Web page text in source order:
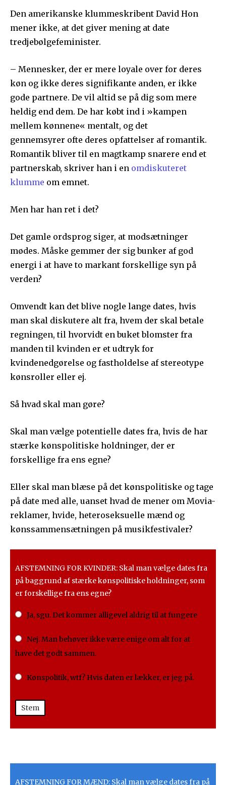
Den amerikanske klummeskribent David Hon
mener ikke, at det giver mening at date
tredjebølgefeminister.
– Mennesker, der er mere loyale over for deres
køn og ikke deres signifikante anden, er ikke
gode partnere. De vil altid se på dig som mere
heldig end dem. De har købt ind i »kampen
mellem kønnene« mentalt, og det
gennemsyrer ofte deres opfattelser af romantik.
Romantik bliver til en magtkamp snarere end et
partnerskab, skriver han i en omdiskuteret
klumme om emnet.
Men har han ret i det?
Det gamle ordsprog siger, at modsætninger
mødes. Måske gemmer der sig bunker af god
energi i at have to markant forskellige syn på
verden?
Omvendt kan det blive nogle lange dates, hvis
man skal diskutere alt fra, hvem der skal betale
regningen, til hvorvidt en buket blomster fra
manden til kvinden er et udtryk for
kvindenedgørelse og fastholdelse af stereotype
kønsroller eller ej.
Så hvad skal man gøre?
Skal man vælge potentielle dates fra, hvis de har
stærke kønspolitiske holdninger, der er
forskellige fra ens egne?
Eller skal man blæse på det kønspolitiske og tage
på date med alle, uanset hvad de mener om Movia-
reklamer, hvide, heteroseksuelle mænd og
kønssammensætningen på musikfestivaler?
AFSTEMNING FOR KVINDER: Skal man vælge dates fra
på baggrund af stærke kønspolitiske holdninger, som
er forskellige fra ens egne?
Ja, sgu. Det kommer alligevel aldrig til at fungere
Nej. Man behøver ikke være enige om alt for at
have det godt sammen.
Kønspolitik, wtf? Hvis daten er lækker, er jeg på.
Stem
AFSTEMNING FOR MÆND: Skal man vælge dates fra på